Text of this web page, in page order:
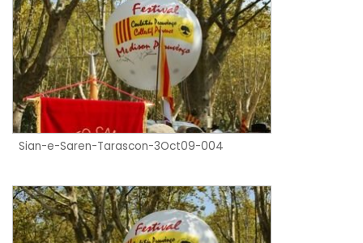
Sian-e-Saren-Tarascon-3Oct09-004